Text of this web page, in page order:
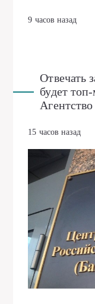
9 часов назад
Отвечать
будет
15 часов назад